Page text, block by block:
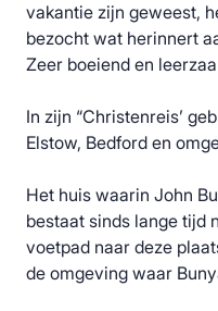
vakantie zijn geweest,
bezocht wat herinnert
Zeer boeiend en
In zijn “Christenreis’
Elstow, Bedford en
Het huis waarin John
bestaat sinds lange tijd
voetpad naar deze
de omgeving waar